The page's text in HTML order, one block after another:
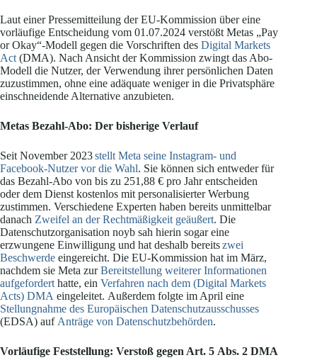
Laut einer Pressemitteilung der EU-Kommission über eine
vorläufige Entscheidung vom 01.07.2024 verstößt Metas „Pay
or Okay“-Modell gegen die Vorschriften des Digital Markets
Act (DMA). Nach Ansicht der Kommission zwingt das Abo-
Modell die Nutzer, der Verwendung ihrer persönlichen Daten
zuzustimmen, ohne eine adäquate weniger in die Privatsphäre
einschneidende Alternative anzubieten.
Metas Bezahl-Abo: Der bisherige Verlauf
Seit November 2023stellt Meta seine Instagram- und
Facebook-Nutzer vor die Wahl. Sie können sich entweder für
das Bezahl-Abo von bis zu 251,88 € pro Jahr entscheiden
oder dem Dienst kostenlos mit personalisierter Werbung
zustimmen. Verschiedene Experten haben bereits unmittelbar
danach Zweifel an der Rechtmäßigkeit geäußert. Die
Datenschutzorganisation noyb sah hierin sogar eine
erzwungene Einwilligung und hat deshalb bereitszwei
Beschwerde eingereicht. Die EU-Kommission hat im März,
nachdem sie Meta zurBereitstellung weiterer Informationen
aufgefordert hatte, ein Verfahren nach dem (Digital Markets
Acts) DMA eingeleitet. Außerdem folgte im April eine
Stellungnahme des Europäischen Datenschutzausschusses
(EDSA) auf Anträge von Datenschutzbehörden.
Vorläufige Feststellung: Verstoß gegen Art. 5 Abs. 2 DMA